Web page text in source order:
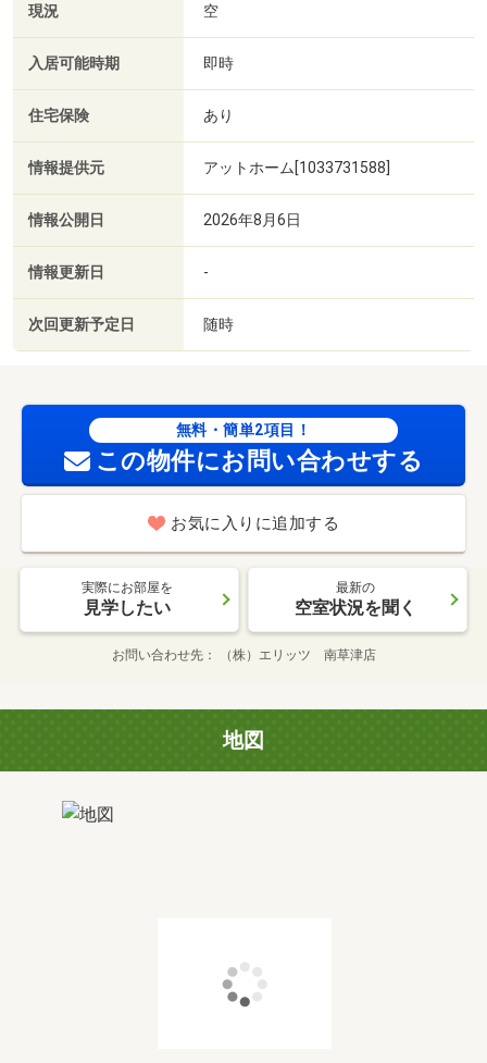
現況 空
入居可能時期 即時
住宅保険 あり
情報提供元 アットホーム[1033731588]
情報公開日 2026年8月6日
情報更新日 -
次回更新予定日 随時
無料・簡単2項目！
この物件にお問い合わせする
お気に入りに追加する
実際にお部屋を
見学したい
最新の
空室状況を聞く
お問い合わせ先 （株）エリッツ 南草津店
地図